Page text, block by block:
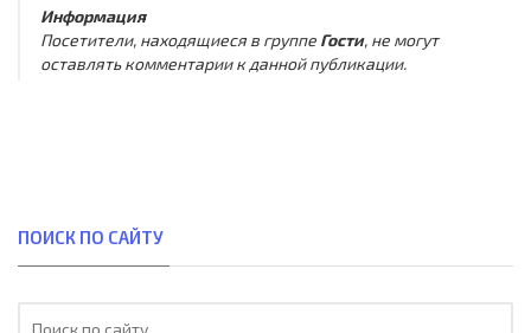
Информация
Посетители, находящиеся в группе Гости, не могут
оставлять комментарии к данной публикации.
ПОИСК ПО САЙТУ